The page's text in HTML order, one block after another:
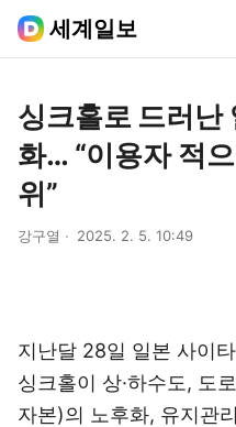
세계일보
싱크홀로 드러난
화… “이용자 적
위”
강구열 2025. 2. 5. 10:49
지난달 28일 일본 사이
싱크홀이 상·하수도, 도
자본)의 노후화, 유지관